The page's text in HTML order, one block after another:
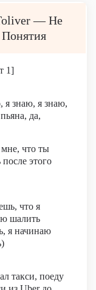
— Не
1]
я знаю, я знаю,
да,
что ты
этого
что я
шалить
я начинаю
такси, поеду